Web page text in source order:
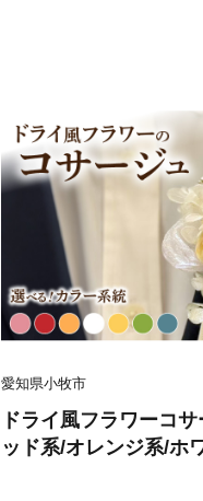
愛知県小牧市
ドライ風フラワーコ
ッド系/オレンジ系/ホ